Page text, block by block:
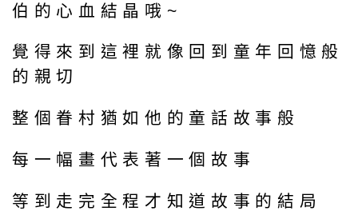
伯的心血結晶哦~
覺得來到這裡就像回到童年回憶般
的親切
整個眷村猶如他的童話故事般
每一幅畫代表著一個故事
等到走完全程才知道故事的結局